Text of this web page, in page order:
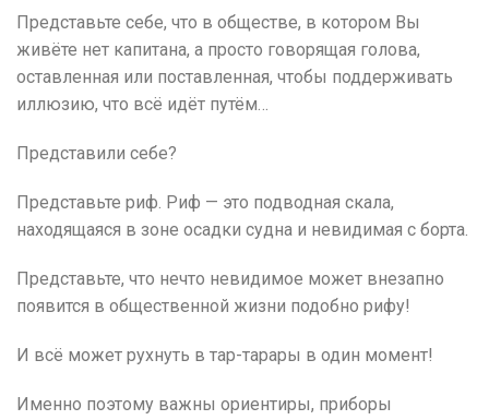
Представьте себе, что в обществе, в котором Вы
живёте нет капитана, а просто говорящая голова,
оставленная или поставленная, чтобы поддерживать
иллюзию, что всё идёт путём…
Представили себе?
Представьте риф. Риф — это подводная скала,
находящаяся в зоне осадки судна и невидимая с борта.
Представьте, что нечто невидимое может внезапно
появится в общественной жизни подобно рифу!
И всё может рухнуть в тар-тарары в один момент!
Именно поэтому важны ориентиры, приборы